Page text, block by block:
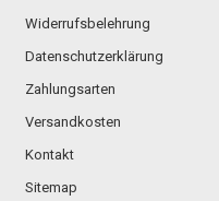
Widerrufsbelehrung
Datenschutzerklärung
Zahlungsarten
Versandkosten
Kontakt
Sitemap